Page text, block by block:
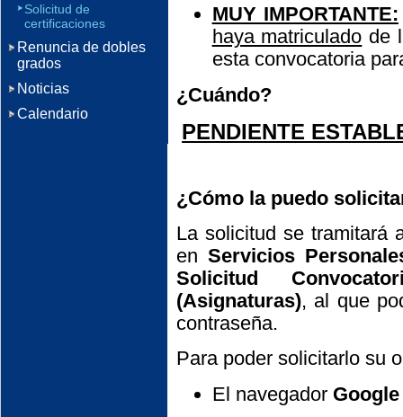
MUY IMPORTANTE:
haya matriculado de
esta convocatoria
¿Cuándo?
PENDIENTE
¿Cómo la puedo
La solicitud se tramitará
en Servicios
Solicitud
(Asignaturas), al que
contraseña.
Para poder solicitarlo su
El navegador
Solicitud de
certificaciones
Renuncia de dobles
grados
Noticias
Calendario